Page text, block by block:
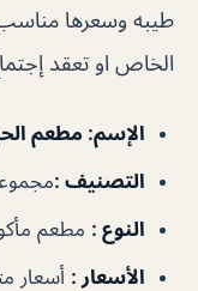
طيبه وسعرها
الخاص او تعقد
الإسم: مطعم
التصنيف :
النوع : مطعم
الأسعار : أسعار